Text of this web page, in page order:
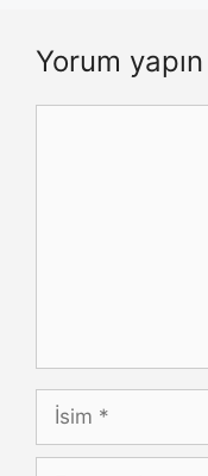
Yorum yapın
İsim